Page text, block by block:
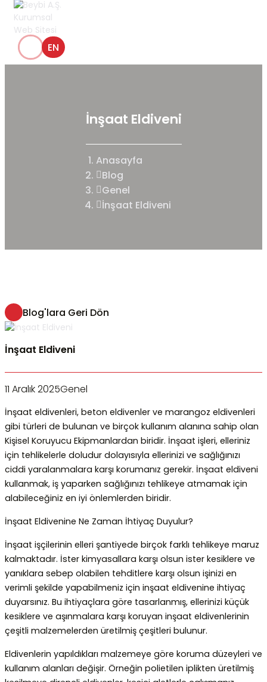
EN
İnşaat Eldiveni
Anasayfa
Blog
Genel
İnşaat Eldiveni
Blog'lara Geri Dön
İnşaat Eldiveni
11 Aralık 2025Genel
İnşaat eldivenleri, beton eldivenler ve marangoz eldivenleri
gibi türleri de bulunan ve birçok kullanım alanına sahip olan
Kişisel Koruyucu Ekipmanlardan biridir. İnşaat işleri, elleriniz
için tehlikelerle doludur dolayısıyla ellerinizi ve sağlığınızı
ciddi yaralanmalara karşı korumanız gerekir. İnşaat eldiveni
kullanmak, iş yaparken sağlığınızı tehlikeye atmamak için
alabileceğiniz en iyi önlemlerden biridir.
İnşaat Eldivenine Ne Zaman İhtiyaç Duyulur?
İnşaat işçilerinin elleri şantiyede birçok farklı tehlikeye maruz
kalmaktadır. İster kimyasallara karşı olsun ister kesiklere ve
yanıklara sebep olabilen tehditlere karşı olsun işinizi en
verimli şekilde yapabilmeniz için inşaat eldivenine ihtiyaç
duyarsınız. Bu ihtiyaçlara göre tasarlanmış, ellerinizi küçük
kesiklere ve aşınmalara karşı koruyan inşaat eldivenlerinin
çeşitli malzemelerden üretilmiş çeşitleri bulunur.
Eldivenlerin yapıldıkları malzemeye göre koruma düzeyleri ve
kullanım alanları değişir. Örneğin polietilen iplikten üretilmiş